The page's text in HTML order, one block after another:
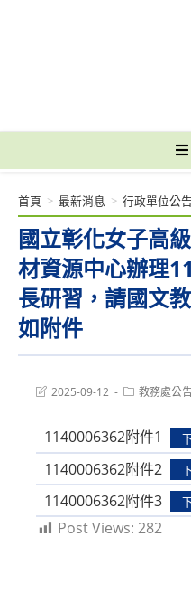
國立彰化女子高
材資源中心辦理
長研習，請國文
如附件
首頁 > 最新消息 > 行政單位公告
Post2025-09-12
Post教務處公
1140006362附件1
1140006362附件2
1140006362附件3
Post Views: 282